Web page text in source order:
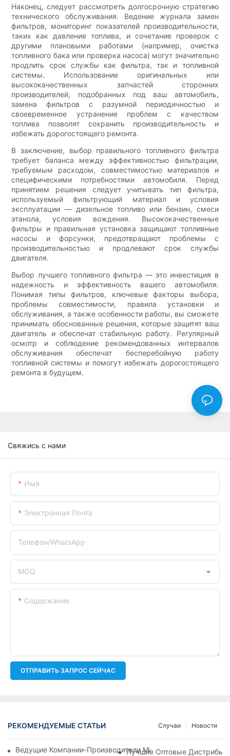
Наконец, следует рассмотреть долгосрочную стратегию
технического обслуживания. Ведение журнала замен
фильтров, мониторинг показателей производительности,
таких как давление топлива, и сочетание проверок с
другими плановыми работами (например, очистка
топливного бака или проверка насоса) могут значительно
продлить срок службы как фильтра, так и топливной
системы. Использование оригинальных или
высококачественных запчастей сторонних
производителей, подобранных под ваш автомобиль,
замена фильтров с разумной периодичностью и
своевременное устранение проблем с качеством
топлива позволят сохранить производительность и
избежать дорогостоящего ремонта.
В заключение, выбор правильного топливного фильтра
требует баланса между эффективностью фильтрации,
требуемым расходом, совместимостью материалов и
специфическими потребностями автомобиля. Перед
принятием решения следует учитывать тип фильтра,
используемый фильтрующий материал и условия
эксплуатации — дизельное топливо или бензин, смеси
этанола, условия вождения. Высококачественные
фильтры и правильная установка защищают топливные
насосы и форсунки, предотвращают проблемы с
производительностью и продлевают срок службы
двигателя.
Выбор лучшего топливного фильтра — это инвестиция в
надежность и эффективность вашего автомобиля.
Понимая типы фильтров, ключевые факторы выбора,
проблемы совместимости, правила установки и
обслуживания, а также особенности работы, вы сможете
принимать обоснованные решения, которые защитят ваш
двигатель и обеспечат стабильную работу. Регулярный
осмотр и соблюдение рекомендованных интервалов
обслуживания обеспечат бесперебойную работу
топливной системы и помогут избежать дорогостоящего
ремонта в будущем.
Свяжись с нами
Имя
Электронная Почта
Телефон/WhatsApp
MOQ
Содержание
ОТПРАВИТЬ ЗАПРОС СЕЙЧАС
РЕКОМЕНДУЕМЫЕ СТАТЬИ Новости
Случаи
Ведущие Компании-Производители Масляных Фильтров:
Лучшие Оптовые